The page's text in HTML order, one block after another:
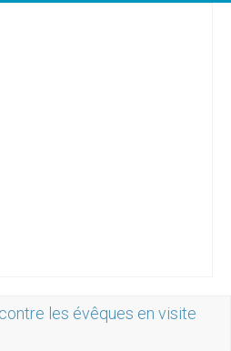
les évêques en visite